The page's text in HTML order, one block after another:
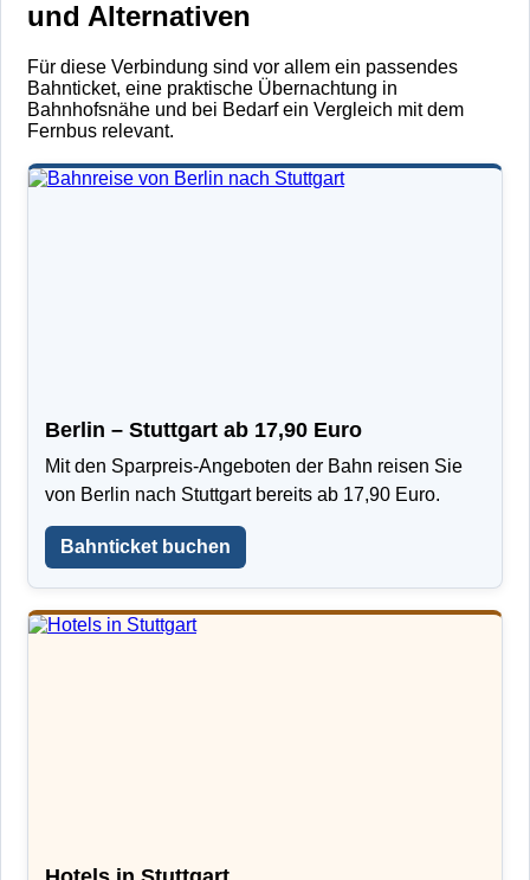
und Alternativen
Für diese Verbindung sind vor allem ein passendes
Bahnticket, eine praktische Übernachtung in
Bahnhofsnähe und bei Bedarf ein Vergleich mit dem
Fernbus relevant.
Berlin – Stuttgart ab 17,90 Euro
Mit den Sparpreis-Angeboten der Bahn reisen Sie
von Berlin nach Stuttgart bereits ab 17,90 Euro.
Bahnticket buchen